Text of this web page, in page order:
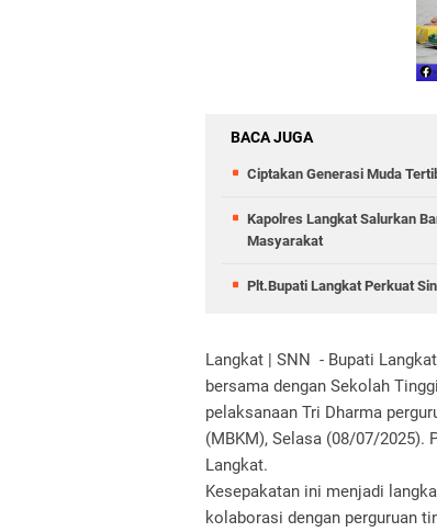
BACA JUGA
Ciptakan Generasi Muda
Kapolres Langkat Salurkan
Masyarakat
Plt.Bupati Langkat Perkuat
Langkat | SNN - Bupati
bersama dengan Sekolah
pelaksanaan Tri Dharma
(MBKM), Selasa (08/07/2025).
Langkat.
Kesepakatan ini menjadi
kolaborasi dengan perguruan